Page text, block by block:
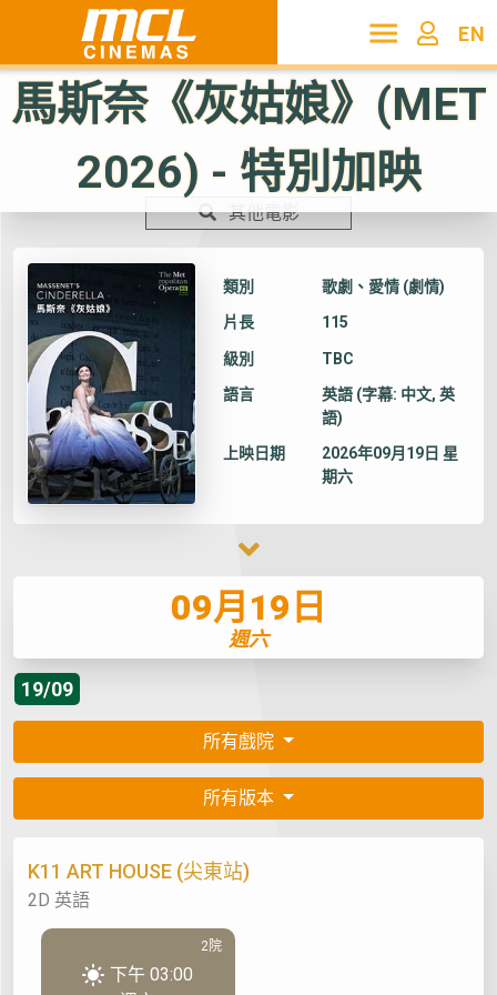
EN
馬斯奈《灰姑娘》(MET
2026) - 特別加映
其他電影
類別 歌劇、愛情 (劇情)
片長 115
級別 TBC
語言
英語 (字幕: 中文, 英
語)
上映日期
2026年09月19日 星
期六
09月19日
週六
19/09
所有戲院
所有版本
K11 ART HOUSE (尖東站)
2D 英語
2院
下午 03:00